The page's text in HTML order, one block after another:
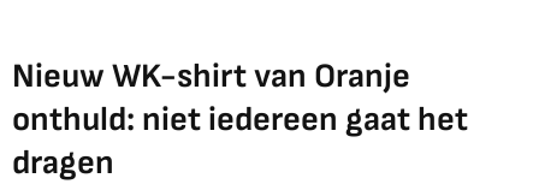
Nieuw WK-shirt van Oranje
onthuld: niet iedereen gaat het
dragen